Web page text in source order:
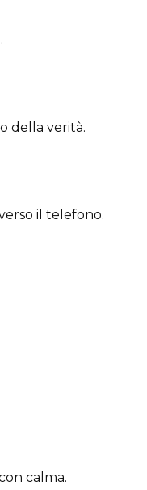
della verità.
il telefono.
calma.